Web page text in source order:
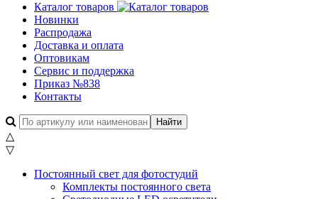
Каталог товаров
Новинки
Распродажа
Доставка и оплата
Оптовикам
Сервис и поддержка
Приказ №838
Контакты
△
▽
Постоянный свет для фотостудий
Комплекты постоянного света